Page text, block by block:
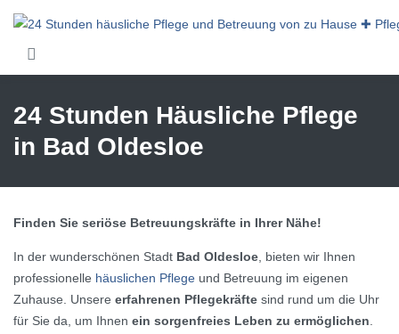
24 Stunden Häusliche Pflege
in Bad Oldesloe
Finden Sie seriöse Betreuungskräfte in Ihrer Nähe!
In der wunderschönen Stadt Bad Oldesloe, bieten wir Ihnen
professionelle häuslichen Pflege und Betreuung im eigenen
Zuhause. Unsere erfahrenen Pflegekräfte sind rund um die Uhr
für Sie da, um Ihnen ein sorgenfreies Leben zu ermöglichen.